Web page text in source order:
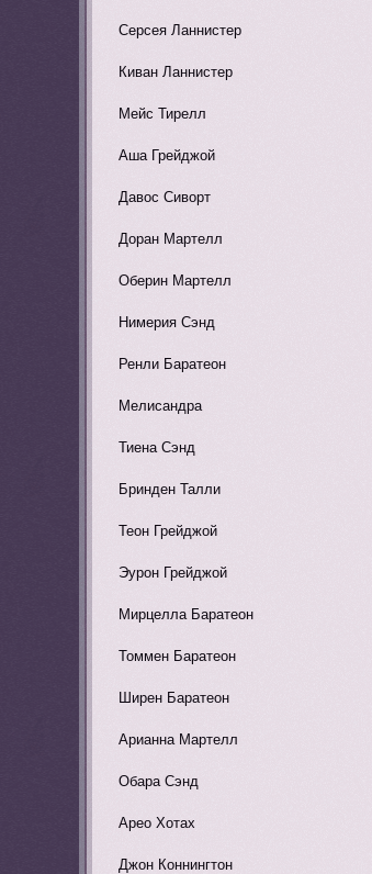
Серсея Ланнистер
Киван Ланнистер
Мейс Тирелл
Аша Грейджой
Давос Сиворт
Доран Мартелл
Оберин Мартелл
Нимерия Сэнд
Ренли Баратеон
Мелисандра
Тиена Сэнд
Бринден Талли
Теон Грейджой
Эурон Грейджой
Мирцелла Баратеон
Томмен Баратеон
Ширен Баратеон
Арианна Мартелл
Обара Сэнд
Арео Хотах
Джон Коннингтон